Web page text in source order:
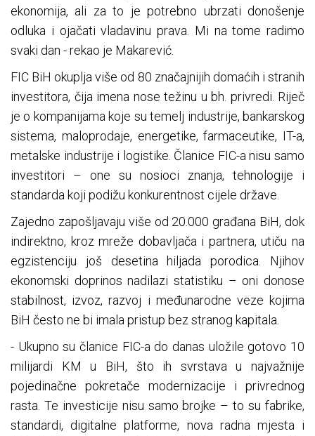
ekonomija, ali za to je potrebno ubrzati donošenje
odluka i ojačati vladavinu prava. Mi na tome radimo
svaki dan - rekao je Makarević.
FIC BiH okuplja više od 80 značajnijih domaćih i stranih
investitora, čija imena nose težinu u bh. privredi. Riječ
je o kompanijama koje su temelj industrije, bankarskog
sistema, maloprodaje, energetike, farmaceutike, IT-a,
metalske industrije i logistike. Članice FIC-a nisu samo
investitori – one su nosioci znanja, tehnologije i
standarda koji podižu konkurentnost cijele države.
Zajedno zapošljavaju više od 20.000 građana BiH, dok
indirektno, kroz mreže dobavljača i partnera, utiču na
egzistenciju još desetina hiljada porodica. Njihov
ekonomski doprinos nadilazi statistiku – oni donose
stabilnost, izvoz, razvoj i međunarodne veze kojima
BiH često ne bi imala pristup bez stranog kapitala.
- Ukupno su članice FIC-a do danas uložile gotovo 10
milijardi KM u BiH, što ih svrstava u najvažnije
pojedinačne pokretače modernizacije i privrednog
rasta. Te investicije nisu samo brojke – to su fabrike,
standardi, digitalne platforme, nova radna mjesta i